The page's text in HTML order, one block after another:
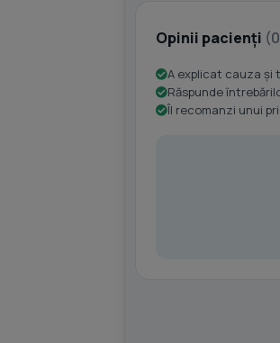
Opinii pacienți
A explicat cauza și
Răspunde
Îl recomanzi unui